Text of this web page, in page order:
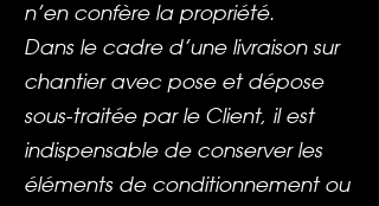
n’en confère la propriété.
Dans le cadre d’une livraison sur
chantier avec pose et dépose
sous-traitée par le Client, il est
indispensable de conserver les
éléments de conditionnement ou